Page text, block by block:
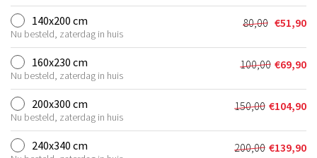
was:
€63,00.
is:
€39,90.
140x200 cm
Nu besteld, zaterdag in huis
80,00
prijs
was:
€80,00.
€51,90
Huidige
prijs
is:
€51,90.
160x230 cm
Nu besteld, zaterdag in huis
100,00
prijs
was:
€100,00.
€69,90
Huidige
prijs
is:
€69,90.
200x300 cm
Nu besteld, zaterdag in huis
150,00
prijs
was:
€104,90
Huidige
prijs
is:
240x340 cm 200,00 €139,90
Huidige